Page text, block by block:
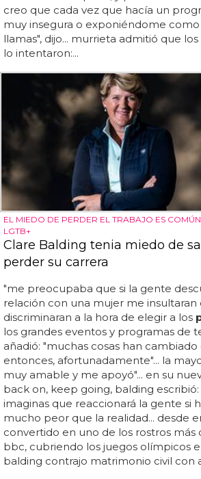
creo que cada vez que hacía un
muy insegura o exponiéndome
llamas", dijo... murrieta admitió que
lo intentaron:...
EL MIEDO DE PERDER EL TRABAJO ES
LGTB+
Clare Balding tenia miedo de
perder su carrera
"me preocupaba que si la gente
relación con una mujer me insultaran
discriminaran a la hora de elegir a los
los grandes eventos y programas de
añadió: "muchas cosas han
entonces, afortunadamente"... la
muy amable y me apoyó"... en su
back on, keep going, balding
imaginas que reaccionará la gente si
mucho peor que la realidad... desde
convertido en uno de los rostros más
bbc, cubriendo los juegos olímpicos
balding contrajo matrimonio civil con